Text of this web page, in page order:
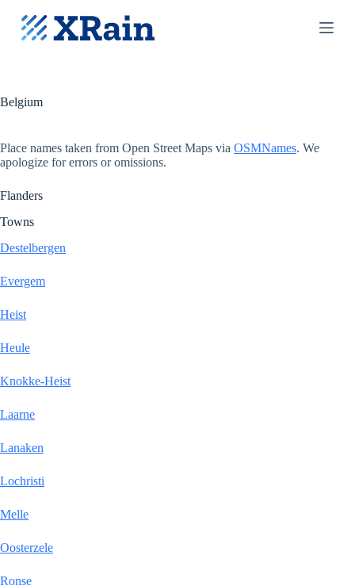
S
k
c
t
e
Belgium
Place names taken from Open Street Maps via OSMNames. We
apologize for errors or omissions.
Flanders
Towns
Destelbergen
Evergem
Heist
Heule
Knokke-Heist
Laarne
Lanaken
Lochristi
Melle
Oosterzele
Ronse